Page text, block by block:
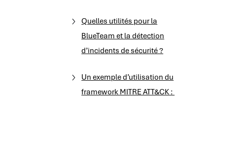
Quelles utilités pour la
BlueTeam et la détection
d’incidents de sécurité ?
Un exemple d’utilisation du
framework MITRE ATT&CK :